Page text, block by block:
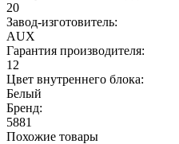
20
Завод-изготовитель:
AUX
Гарантия производителя:
12
Цвет внутреннего блока:
Белый
Бренд:
5881
Похожие товары